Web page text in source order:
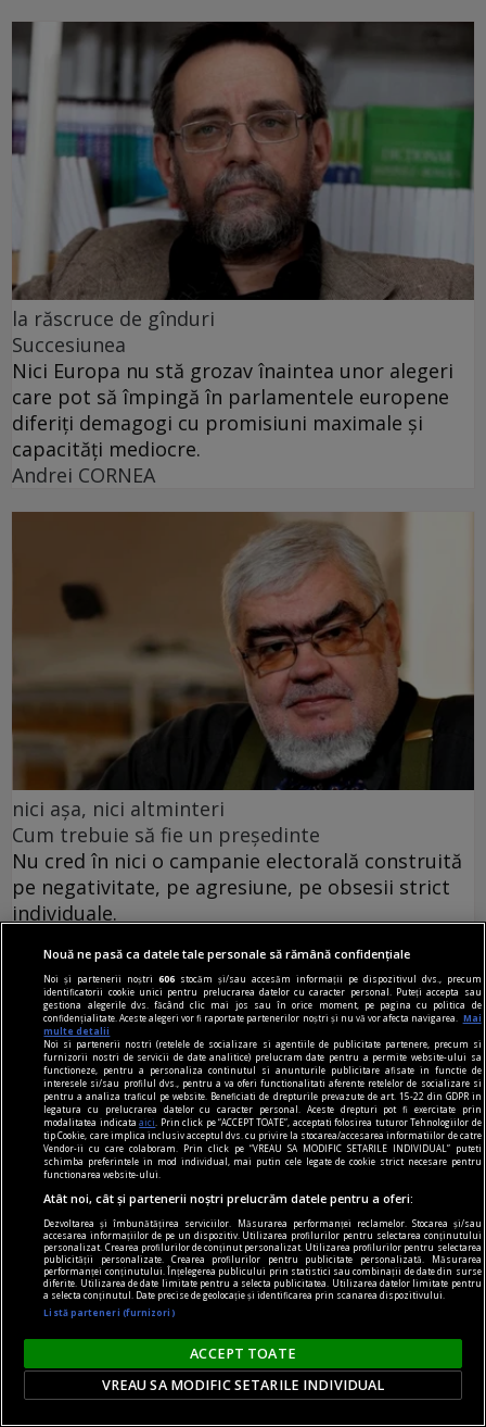
la răscruce de gînduri
Succesiunea
Nici Europa nu stă grozav înaintea unor alegeri
care pot să împingă în parlamentele europene
diferiți demagogi cu promisiuni maximale și
capacități mediocre.
Andrei CORNEA
nici așa, nici altminteri
Cum trebuie să fie un președinte
Nu cred în nici o campanie electorală construită
pe negativitate, pe agresiune, pe obsesii strict
individuale.
axa dus-întors
Avram Iancu – 200
Și totuși, posteritatea lui este impresionantă și
oricine mai simte românește nu poate să nu
simtă o înaltă emoție gîndindu-se la el.
Sever VOINESCU
Nouă ne pasă ca datele tale personale să rămână confidențiale
Noi și partenerii noștri606 stocăm și/sau accesăm informații pe dispozitivul dvs., precum
identificatorii cookie unici pentru prelucrarea datelor cu caracter personal. Puteți accepta sau
gestiona alegerile dvs. făcând clic mai jos sau în orice moment, pe pagina cu politica de
confidențialitate. Aceste alegeri vor fi raportate partenerilor noștri și nu vă vor afecta navigarea.
Mai
multe detalii
Noi si partenerii nostri (retelele de socializare si agentiile de publicitate partenere, precum si
furnizorii nostri de servicii de date analitice) prelucram date pentru a permite website-ului sa
functioneze, pentru a personaliza continutul si anunturile publicitare afisate in functie de
interesele si/sau profilul dvs., pentru a va oferi functionalitati aferente retelelor de socializare si
pentru a analiza traficul pe website. Beneficiati de drepturile prevazute de art. 15-22 din GDPR in
legatura cu prelucrarea datelor cu caracter personal. Aceste drepturi pot fi exercitate prin
modalitatea indicataaici
. Prin click pe “ACCEPT TOATE”, acceptati folosirea tuturor Tehnologiilor de
tip Cookie, care implica inclusiv acceptul dvs. cu privire la stocarea/accesarea informatiilor de catre
Vendor-ii cu care colaboram. Prin click pe “VREAU SA MODIFIC SETARILE INDIVIDUAL” puteti
schimba preferintele in mod individual, mai putin cele legate de cookie strict necesare pentru
functionarea website-ului.
Atât noi, cât și partenerii noștri prelucrăm datele pentru a oferi:
Dezvoltarea și îmbunătățirea serviciilor. Măsurarea performanței reclamelor. Stocarea și/sau
accesarea informațiilor de pe un dispozitiv. Utilizarea profilurilor pentru selectarea conținutului
personalizat. Crearea profilurilor de conținut personalizat. Utilizarea profilurilor pentru selectarea
publicității personalizate. Crearea profilurilor pentru publicitate personalizată. Măsurarea
performanței conținutului. Înțelegerea publicului prin statistici sau combinații de date din surse
diferite. Utilizarea de date limitate pentru a selecta publicitatea. Utilizarea datelor limitate pentru
a selecta conținutul. Date precise de geolocație și identificarea prin scanarea dispozitivului.
Listă parteneri (furnizori)
ACCEPT TOATE
VREAU SA MODIFIC SETARILE INDIVIDUAL